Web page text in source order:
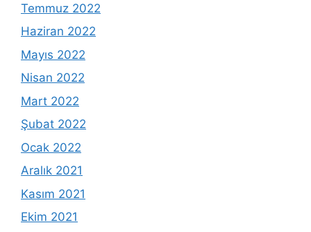
Temmuz 2022
Haziran 2022
Mayıs 2022
Nisan 2022
Mart 2022
Şubat 2022
Ocak 2022
Aralık 2021
Kasım 2021
Ekim 2021